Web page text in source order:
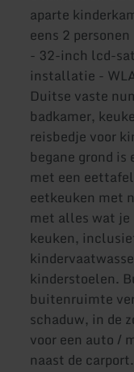
aparte
eens 2
- 32-inch lcd-
installatie -
Duitse vaste
badkamer,
reisbedje voor
begane grond
met een
eetkeuken met
met alles wat je
keuken,
kinderstoelen.
buitenruimte
schaduw, in de
voor een auto /
naast de carport.